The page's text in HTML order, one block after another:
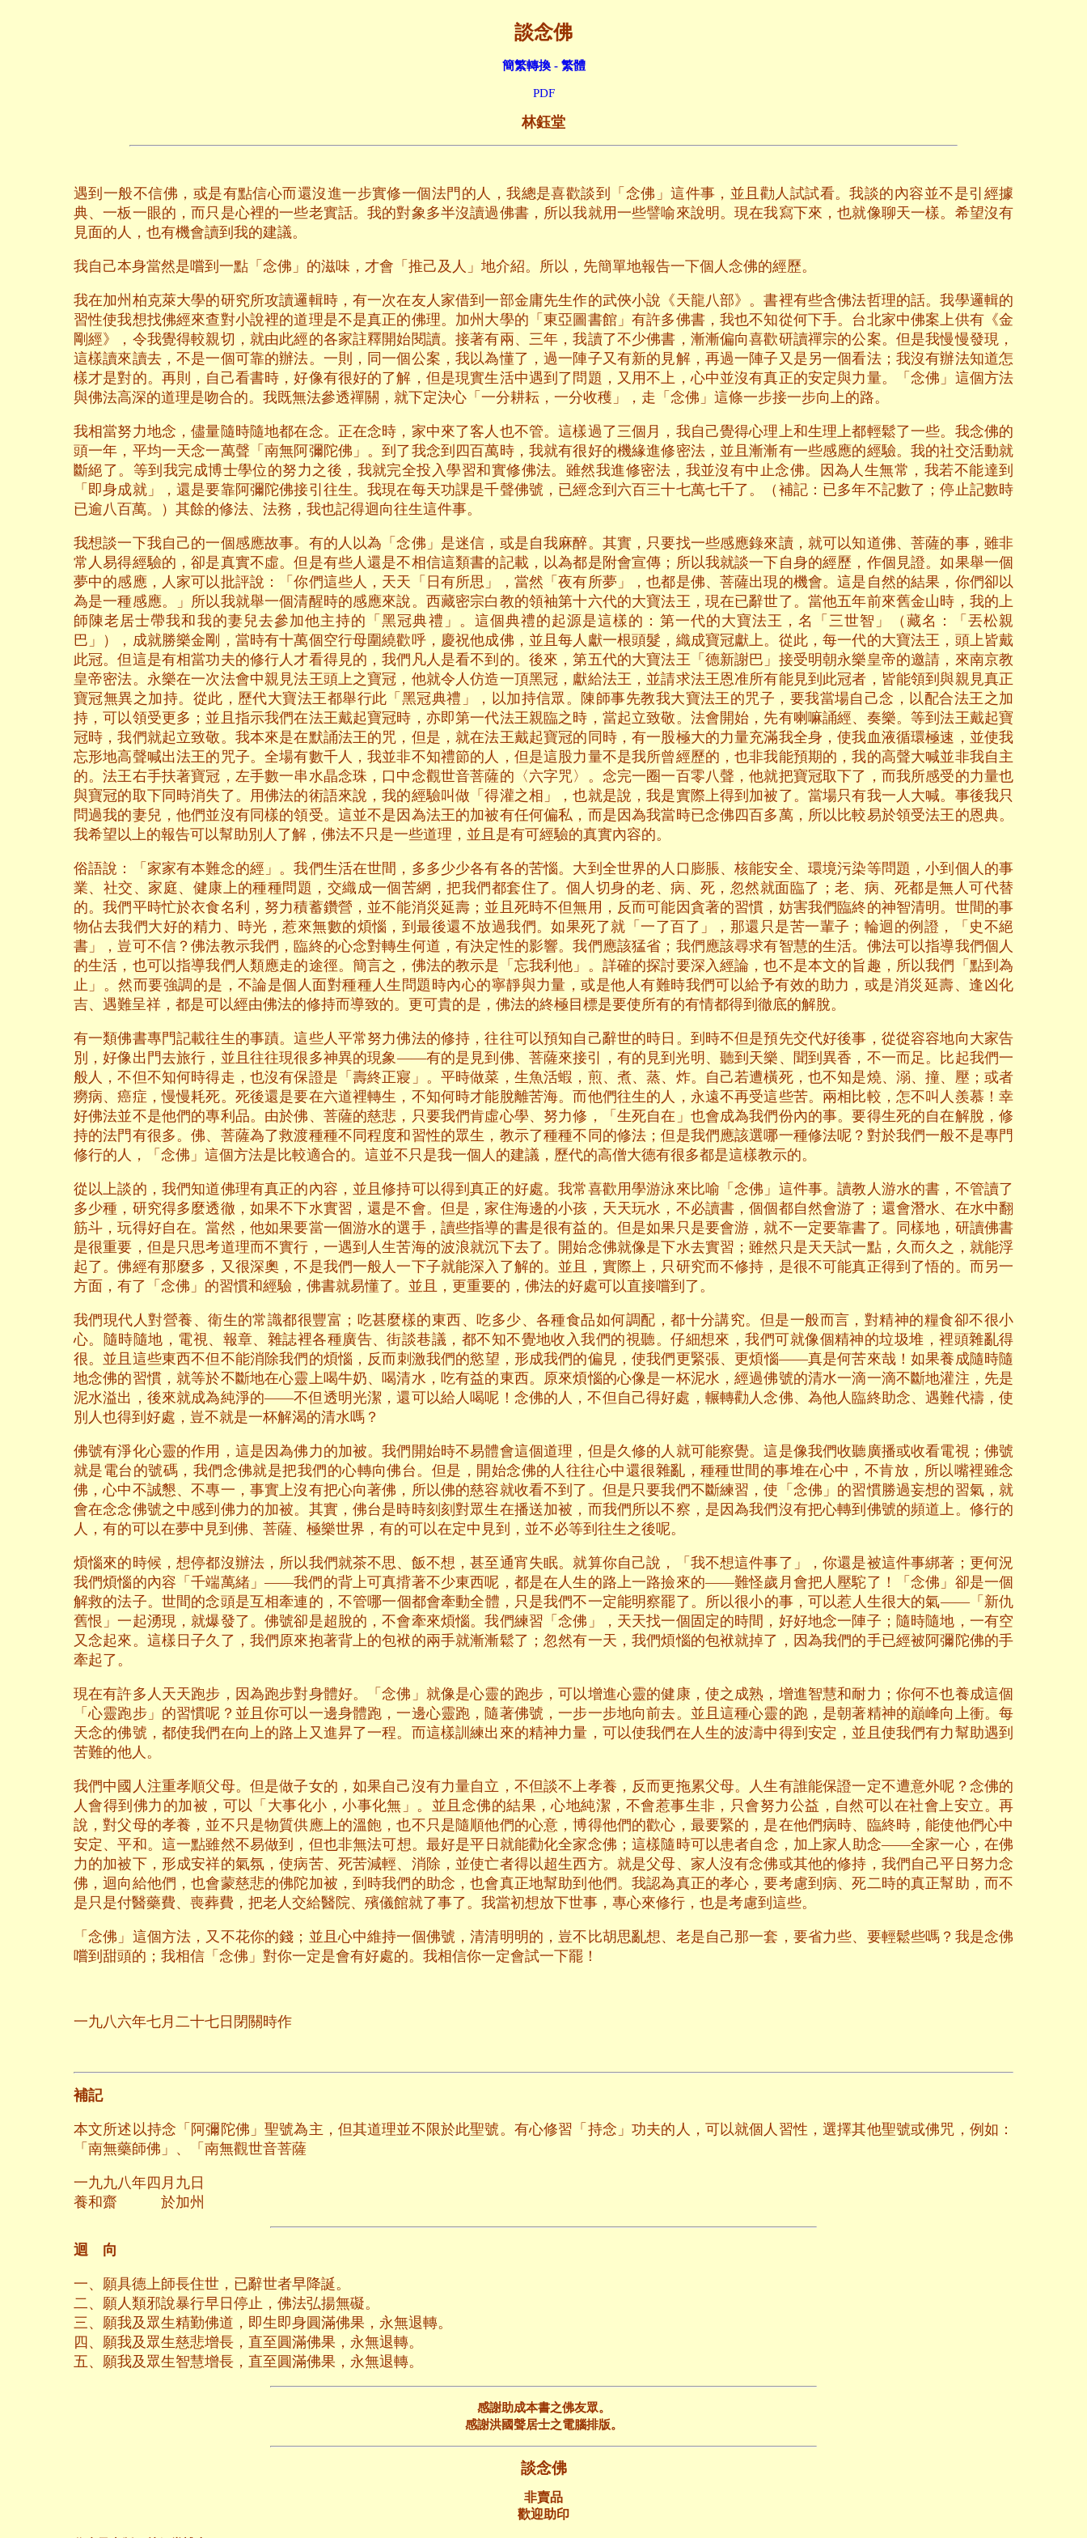
談念佛
簡繁轉換 - 繁體
PDF
林鈺堂
遇到一般不信佛，或是有點信心而還沒進一步實修一個法門的人，我總是喜歡談到「念佛」這件事，並且勸人試試看。我談的內容並不是引經據
典、一板一眼的，而只是心裡的一些老實話。我的對象多半沒讀過佛書，所以我就用一些譬喻來說明。現在我寫下來，也就像聊天一樣。希望沒有
見面的人，也有機會讀到我的建議。
我自己本身當然是嚐到一點「念佛」的滋味，才會「推己及人」地介紹。所以，先簡單地報告一下個人念佛的經歷。
我在加州柏克萊大學的研究所攻讀邏輯時，有一次在友人家借到一部金庸先生作的武俠小說《天龍八部》。書裡有些含佛法哲理的話。我學邏輯的
習性使我想找佛經來查對小說裡的道理是不是真正的佛理。加州大學的「東亞圖書館」有許多佛書，我也不知從何下手。台北家中佛案上供有《金
剛經》，令我覺得較親切，就由此經的各家註釋開始閱讀。接著有兩、三年，我讀了不少佛書，漸漸偏向喜歡研讀禪宗的公案。但是我慢慢發現，
這樣讀來讀去，不是一個可靠的辦法。一則，同一個公案，我以為懂了，過一陣子又有新的見解，再過一陣子又是另一個看法；我沒有辦法知道怎
樣才是對的。再則，自己看書時，好像有很好的了解，但是現實生活中遇到了問題，又用不上，心中並沒有真正的安定與力量。「念佛」這個方法
與佛法高深的道理是吻合的。我既無法參透禪關，就下定決心「一分耕耘，一分收穫」，走「念佛」這條一步接一步向上的路。
我相當努力地念，儘量隨時隨地都在念。正在念時，家中來了客人也不管。這樣過了三個月，我自己覺得心理上和生理上都輕鬆了一些。我念佛的
頭一年，平均一天念一萬聲「南無阿彌陀佛」。到了我念到四百萬時，我就有很好的機緣進修密法，並且漸漸有一些感應的經驗。我的社交活動就
斷絕了。等到我完成博士學位的努力之後，我就完全投入學習和實修佛法。雖然我進修密法，我並沒有中止念佛。因為人生無常，我若不能達到
「即身成就」，還是要靠阿彌陀佛接引往生。我現在每天功課是千聲佛號，已經念到六百三十七萬七千了。（補記：已多年不記數了；停止記數時
已逾八百萬。）其餘的修法、法務，我也記得迴向往生這件事。
我想談一下我自己的一個感應故事。有的人以為「念佛」是迷信，或是自我麻醉。其實，只要找一些感應錄來讀，就可以知道佛、菩薩的事，雖非
常人易得經驗的，卻是真實不虛。但是有些人還是不相信這類書的記載，以為都是附會宣傳；所以我就談一下自身的經歷，作個見證。如果舉一個
夢中的感應，人家可以批評說：「你們這些人，天天「日有所思」，當然「夜有所夢」，也都是佛、菩薩出現的機會。這是自然的結果，你們卻以
為是一種感應。」所以我就舉一個清醒時的感應來說。西藏密宗白教的領袖第十六代的大寶法王，現在已辭世了。當他五年前來舊金山時，我的上
師陳老居士帶我和我的妻兒去參加他主持的「黑冠典禮」。這個典禮的起源是這樣的：第一代的大寶法王，名「三世智」（藏名：「丟松親
巴」），成就勝樂金剛，當時有十萬個空行母圍繞歡呼，慶祝他成佛，並且每人獻一根頭髮，織成寶冠獻上。從此，每一代的大寶法王，頭上皆戴
此冠。但這是有相當功夫的修行人才看得見的，我們凡人是看不到的。後來，第五代的大寶法王「德新謝巴」接受明朝永樂皇帝的邀請，來南京教
皇帝密法。永樂在一次法會中親見法王頭上之寶冠，他就令人仿造一頂黑冠，獻給法王，並請求法王恩准所有能見到此冠者，皆能領到與親見真正
寶冠無異之加持。從此，歷代大寶法王都舉行此「黑冠典禮」，以加持信眾。陳師事先教我大寶法王的咒子，要我當場自己念，以配合法王之加
持，可以領受更多；並且指示我們在法王戴起寶冠時，亦即第一代法王親臨之時，當起立致敬。法會開始，先有喇嘛誦經、奏樂。等到法王戴起寶
冠時，我們就起立致敬。我本來是在默誦法王的咒，但是，就在法王戴起寶冠的同時，有一股極大的力量充滿我全身，使我血液循環極速，並使我
忘形地高聲喊出法王的咒子。全場有數千人，我並非不知禮節的人，但是這股力量不是我所曾經歷的，也非我能預期的，我的高聲大喊並非我自主
的。法王右手扶著寶冠，左手數一串水晶念珠，口中念觀世音菩薩的〈六字咒〉。念完一圈一百零八聲，他就把寶冠取下了，而我所感受的力量也
與寶冠的取下同時消失了。用佛法的術語來說，我的經驗叫做「得灌之相」，也就是說，我是實際上得到加被了。當場只有我一人大喊。事後我只
問過我的妻兒，他們並沒有同樣的領受。這並不是因為法王的加被有任何偏私，而是因為我當時已念佛四百多萬，所以比較易於領受法王的恩典。
我希望以上的報告可以幫助別人了解，佛法不只是一些道理，並且是有可經驗的真實內容的。
俗語說：「家家有本難念的經」。我們生活在世間，多多少少各有各的苦惱。大到全世界的人口膨脹、核能安全、環境污染等問題，小到個人的事
業、社交、家庭、健康上的種種問題，交織成一個苦網，把我們都套住了。個人切身的老、病、死，忽然就面臨了；老、病、死都是無人可代替
的。我們平時忙於衣食名利，努力積蓄鑽營，並不能消災延壽；並且死時不但無用，反而可能因貪著的習慣，妨害我們臨終的神智清明。世間的事
物佔去我們大好的精力、時光，惹來無數的煩惱，到最後還不放過我們。如果死了就「一了百了」，那還只是苦一輩子；輪迴的例證，「史不絕
書」，豈可不信？佛法教示我們，臨終的心念對轉生何道，有決定性的影響。我們應該猛省；我們應該尋求有智慧的生活。佛法可以指導我們個人
的生活，也可以指導我們人類應走的途徑。簡言之，佛法的教示是「忘我利他」。詳確的探討要深入經論，也不是本文的旨趣，所以我們「點到為
止」。然而要強調的是，不論是個人面對種種人生問題時內心的寧靜與力量，或是他人有難時我們可以給予有效的助力，或是消災延壽、逢凶化
吉、遇難呈祥，都是可以經由佛法的修持而導致的。更可貴的是，佛法的終極目標是要使所有的有情都得到徹底的解脫。
有一類佛書專門記載往生的事蹟。這些人平常努力佛法的修持，往往可以預知自己辭世的時日。到時不但是預先交代好後事，從從容容地向大家告
別，好像出門去旅行，並且往往現很多神異的現象——有的是見到佛、菩薩來接引，有的見到光明、聽到天樂、聞到異香，不一而足。比起我們一
般人，不但不知何時得走，也沒有保證是「壽終正寢」。平時做菜，生魚活蝦，煎、煮、蒸、炸。自己若遭橫死，也不知是燒、溺、撞、壓；或者
癆病、癌症，慢慢耗死。死後還是要在六道裡轉生，不知何時才能脫離苦海。而他們往生的人，永遠不再受這些苦。兩相比較，怎不叫人羨慕！幸
好佛法並不是他們的專利品。由於佛、菩薩的慈悲，只要我們肯虛心學、努力修，「生死自在」也會成為我們份內的事。要得生死的自在解脫，修
持的法門有很多。佛、菩薩為了救渡種種不同程度和習性的眾生，教示了種種不同的修法；但是我們應該選哪一種修法呢？對於我們一般不是專門
修行的人，「念佛」這個方法是比較適合的。這並不只是我一個人的建議，歷代的高僧大德有很多都是這樣教示的。
從以上談的，我們知道佛理有真正的內容，並且修持可以得到真正的好處。我常喜歡用學游泳來比喻「念佛」這件事。讀教人游水的書，不管讀了
多少種，研究得多麼透徹，如果不下水實習，還是不會。但是，家住海邊的小孩，天天玩水，不必讀書，個個都自然會游了；還會潛水、在水中翻
筋斗，玩得好自在。當然，他如果要當一個游水的選手，讀些指導的書是很有益的。但是如果只是要會游，就不一定要靠書了。同樣地，研讀佛書
是很重要，但是只思考道理而不實行，一遇到人生苦海的波浪就沉下去了。開始念佛就像是下水去實習；雖然只是天天試一點，久而久之，就能浮
起了。佛經有那麼多，又很深奧，不是我們一般人一下子就能深入了解的。並且，實際上，只研究而不修持，是很不可能真正得到了悟的。而另一
方面，有了「念佛」的習慣和經驗，佛書就易懂了。並且，更重要的，佛法的好處可以直接嚐到了。
我們現代人對營養、衛生的常識都很豐富；吃甚麼樣的東西、吃多少、各種食品如何調配，都十分講究。但是一般而言，對精神的糧食卻不很小
心。隨時隨地，電視、報章、雜誌裡各種廣告、街談巷議，都不知不覺地收入我們的視聽。仔細想來，我們可就像個精神的垃圾堆，裡頭雜亂得
很。並且這些東西不但不能消除我們的煩惱，反而刺激我們的慾望，形成我們的偏見，使我們更緊張、更煩惱——真是何苦來哉！如果養成隨時隨
地念佛的習慣，就等於不斷地在心靈上喝牛奶、喝清水，吃有益的東西。原來煩惱的心像是一杯泥水，經過佛號的清水一滴一滴不斷地灌注，先是
泥水溢出，後來就成為純淨的——不但透明光潔，還可以給人喝呢！念佛的人，不但自己得好處，輾轉勸人念佛、為他人臨終助念、遇難代禱，使
別人也得到好處，豈不就是一杯解渴的清水嗎？
佛號有淨化心靈的作用，這是因為佛力的加被。我們開始時不易體會這個道理，但是久修的人就可能察覺。這是像我們收聽廣播或收看電視；佛號
就是電台的號碼，我們念佛就是把我們的心轉向佛台。但是，開始念佛的人往往心中還很雜亂，種種世間的事堆在心中，不肯放，所以嘴裡雖念
佛，心中不誠懇、不專一，事實上沒有把心向著佛，所以佛的慈容就收看不到了。但是只要我們不斷練習，使「念佛」的習慣勝過妄想的習氣，就
會在念念佛號之中感到佛力的加被。其實，佛台是時時刻刻對眾生在播送加被，而我們所以不察，是因為我們沒有把心轉到佛號的頻道上。修行的
人，有的可以在夢中見到佛、菩薩、極樂世界，有的可以在定中見到，並不必等到往生之後呢。
煩惱來的時候，想停都沒辦法，所以我們就茶不思、飯不想，甚至通宵失眠。就算你自己說，「我不想這件事了」，你還是被這件事綁著；更何況
我們煩惱的內容「千端萬緒」——我們的背上可真揹著不少東西呢，都是在人生的路上一路撿來的——難怪歲月會把人壓駝了！「念佛」卻是一個
解救的法子。世間的念頭是互相牽連的，不管哪一個都會牽動全體，只是我們不一定能明察罷了。所以很小的事，可以惹人生很大的氣——「新仇
舊恨」一起湧現，就爆發了。佛號卻是超脫的，不會牽來煩惱。我們練習「念佛」，天天找一個固定的時間，好好地念一陣子；隨時隨地，一有空
又念起來。這樣日子久了，我們原來抱著背上的包袱的兩手就漸漸鬆了；忽然有一天，我們煩惱的包袱就掉了，因為我們的手已經被阿彌陀佛的手
牽起了。
現在有許多人天天跑步，因為跑步對身體好。「念佛」就像是心靈的跑步，可以增進心靈的健康，使之成熟，增進智慧和耐力；你何不也養成這個
「心靈跑步」的習慣呢？並且你可以一邊身體跑，一邊心靈跑，隨著佛號，一步一步地向前去。並且這種心靈的跑，是朝著精神的巔峰向上衝。每
天念的佛號，都使我們在向上的路上又進昇了一程。而這樣訓練出來的精神力量，可以使我們在人生的波濤中得到安定，並且使我們有力幫助遇到
苦難的他人。
我們中國人注重孝順父母。但是做子女的，如果自己沒有力量自立，不但談不上孝養，反而更拖累父母。人生有誰能保證一定不遭意外呢？念佛的
人會得到佛力的加被，可以「大事化小，小事化無」。並且念佛的結果，心地純潔，不會惹事生非，只會努力公益，自然可以在社會上安立。再
說，對父母的孝養，並不只是物質供應上的溫飽，也不只是隨順他們的心意，博得他們的歡心，最要緊的，是在他們病時、臨終時，能使他們心中
安定、平和。這一點雖然不易做到，但也非無法可想。最好是平日就能勸化全家念佛；這樣隨時可以患者自念，加上家人助念——全家一心，在佛
力的加被下，形成安祥的氣氛，使病苦、死苦減輕、消除，並使亡者得以超生西方。就是父母、家人沒有念佛或其他的修持，我們自己平日努力念
佛，迴向給他們，也會蒙慈悲的佛陀加被，到時我們的助念，也會真正地幫助到他們。我認為真正的孝心，要考慮到病、死二時的真正幫助，而不
是只是付醫藥費、喪葬費，把老人交給醫院、殯儀館就了事了。我當初想放下世事，專心來修行，也是考慮到這些。
「念佛」這個方法，又不花你的錢；並且心中維持一個佛號，清清明明的，豈不比胡思亂想、老是自己那一套，要省力些、要輕鬆些嗎？我是念佛
嚐到甜頭的；我相信「念佛」對你一定是會有好處的。我相信你一定會試一下罷！
一九八六年七月二十七日閉關時作
補記
本文所述以持念「阿彌陀佛」聖號為主，但其道理並不限於此聖號。有心修習「持念」功夫的人，可以就個人習性，選擇其他聖號或佛咒，例如：
「南無藥師佛」、「南無觀世音菩薩
一九九八年四月九日
養和齋 於加州
迴 向
一、願具德上師長住世，已辭世者早降誕。
二、願人類邪說暴行早日停止，佛法弘揚無礙。
三、願我及眾生精勤佛道，即生即身圓滿佛果，永無退轉。
四、願我及眾生慈悲增長，直至圓滿佛果，永無退轉。
五、願我及眾生智慧增長，直至圓滿佛果，永無退轉。
感謝助成本書之佛友眾。
感謝洪國聲居士之電腦排版。
談念佛
非賣品
歡迎助印